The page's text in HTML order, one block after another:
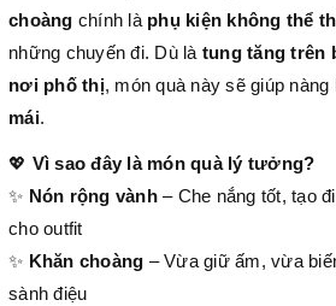
choàng chính là phụ kiện không thể
những chuyến đi. Dù là tung tăng trên
nơi phố thị, món quà này sẽ giúp nàng
mái.
💖 Vì sao đây là món quà lý tưởng?
✨ Nón rộng vành– Che nắng tốt, tạo
cho outfit
✨ Khăn choàng – Vừa giữ ấm, vừa
sành điệu